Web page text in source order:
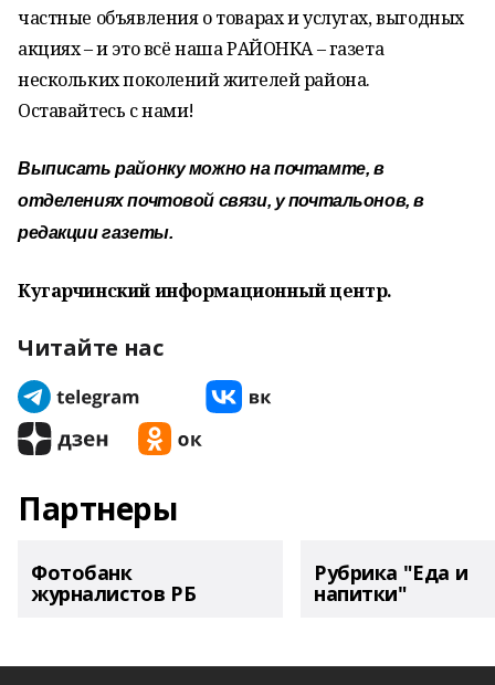
частные объявления о товарах и услугах, выгодных
акциях – и это всё наша РАЙОНКА – газета
нескольких поколений жителей района.
Оставайтесь с нами!
Выписать районку можно на почтамте, в
отделениях почтовой связи, у почтальонов, в
редакции газеты.
Кугарчинский информационный центр.
Читайте нас
Партнеры
Фотобанк
журналистов РБ
Рубрика "Еда и
напитки"